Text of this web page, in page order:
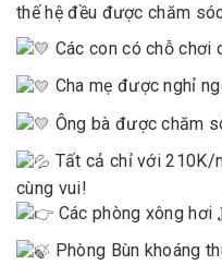
thế hệ đều được chăm
Các con có chỗ chơi
Cha mẹ được nghỉ
Ông bà được chăm
Tất cả chỉ với210K/
cùng vui!
Các phòng xông hơi
Phòng Bùn khoáng